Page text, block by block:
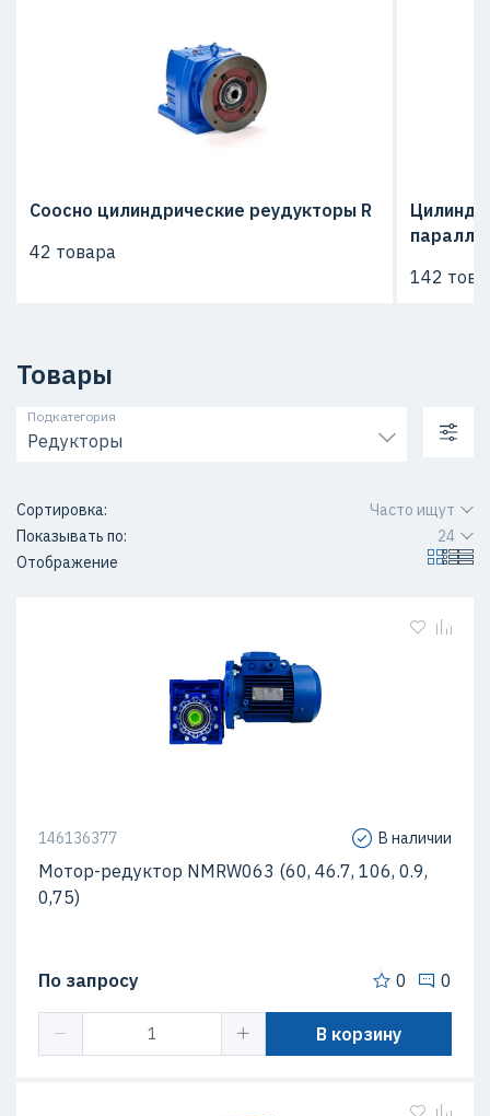
Соосно цилиндрические реудукторы R
42 товара
142
Товары
Редукторы
Подкатегория
Сортировка:
Часто ищут
Показывать по:
24
Отображение
146136377 В наличии
Мотор-редуктор NMRW063 (60, 46.7, 106, 0.9,
0,75)
По запросу 0 0
В корзину